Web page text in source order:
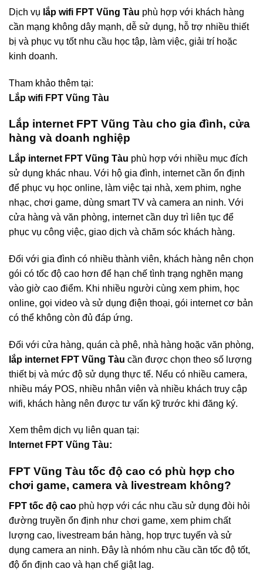
Dịch vụ lắp wifi FPT Vũng Tàu phù hợp với khách hàng
cần mạng không dây mạnh, dễ sử dụng, hỗ trợ nhiều thiết
bị và phục vụ tốt nhu cầu học tập, làm việc, giải trí hoặc
kinh doanh.
Tham khảo thêm tại:
Lắp wifi FPT Vũng Tàu
Lắp internet FPT Vũng Tàu cho gia đình, cửa
hàng và doanh nghiệp
Lắp internet FPT Vũng Tàu phù hợp với nhiều mục đích
sử dụng khác nhau. Với hộ gia đình, internet cần ổn định
để phục vụ học online, làm việc tại nhà, xem phim, nghe
nhạc, chơi game, dùng smart TV và camera an ninh. Với
cửa hàng và văn phòng, internet cần duy trì liên tục để
phục vụ công việc, giao dịch và chăm sóc khách hàng.
Đối với gia đình có nhiều thành viên, khách hàng nên chọn
gói có tốc độ cao hơn để hạn chế tình trạng nghẽn mạng
vào giờ cao điểm. Khi nhiều người cùng xem phim, học
online, gọi video và sử dụng điện thoại, gói internet cơ bản
có thể không còn đủ đáp ứng.
Đối với cửa hàng, quán cà phê, nhà hàng hoặc văn phòng,
lắp internet FPT Vũng Tàu cần được chọn theo số lượng
thiết bị và mức độ sử dụng thực tế. Nếu có nhiều camera,
nhiều máy POS, nhiều nhân viên và nhiều khách truy cập
wifi, khách hàng nên được tư vấn kỹ trước khi đăng ký.
Xem thêm dịch vụ liên quan tại:
Internet FPT Vũng Tàu:
FPT Vũng Tàu tốc độ cao có phù hợp cho
chơi game, camera và livestream không?
FPT tốc độ cao phù hợp với các nhu cầu sử dụng đòi hỏi
đường truyền ổn định như chơi game, xem phim chất
lượng cao, livestream bán hàng, họp trực tuyến và sử
dụng camera an ninh. Đây là nhóm nhu cầu cần tốc độ tốt,
độ ổn định cao và hạn chế giật lag.